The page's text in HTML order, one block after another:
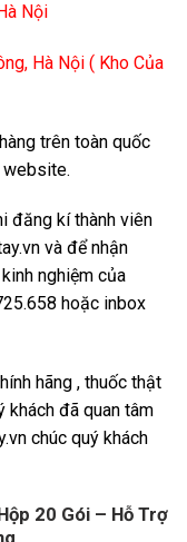
Nội
Hà Nội ( Kho Của
trên toàn quốc
website.
đăng kí thành viên
và để nhận
nghiệm của
hoặc inbox
hãng , thuốc thật
khách đã quan tâm
chúc quý khách
20 Gói – Hỗ Trợ